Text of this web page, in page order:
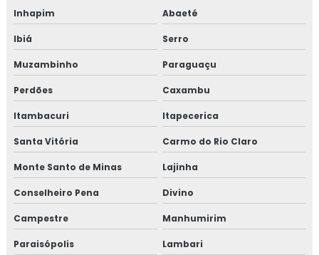
Inhapim Abaeté
Ibiá Serro
Muzambinho Paraguaçu
Perdões Caxambu
Itambacuri Itapecerica
Santa Vitória Carmo do Rio Claro
Monte Santo de Minas Lajinha
Conselheiro Pena Divino
Campestre Manhumirim
Paraisópolis Lambari